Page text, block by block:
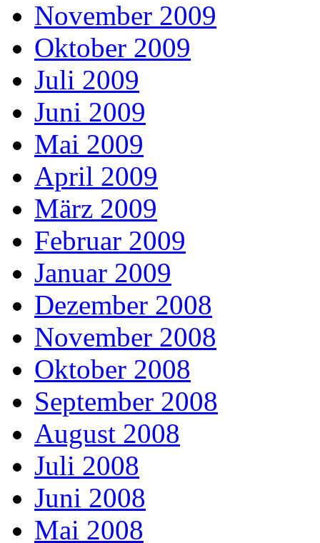
November 2009
Oktober 2009
Juli 2009
Juni 2009
Mai 2009
April 2009
März 2009
Februar 2009
Januar 2009
Dezember 2008
November 2008
Oktober 2008
September 2008
August 2008
Juli 2008
Juni 2008
Mai 2008